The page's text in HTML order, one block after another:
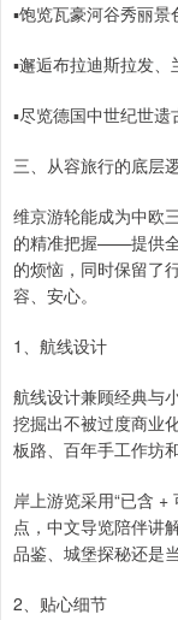
▪️饱览瓦豪河谷秀丽
▪️邂逅布拉迪斯拉发
▪️尽览德国中世纪世遗
三、从容旅行的底层
维京游轮能成为中欧
的精准把握——提供
的烦恼，同时保留了
容、安心。
1、航线设计
航线设计兼顾经典与
挖掘出不被过度商业
板路、百年手工作坊
岸上游览采用“已含
点，中文导览陪伴讲
品鉴、城堡探秘还是
2、贴心细节